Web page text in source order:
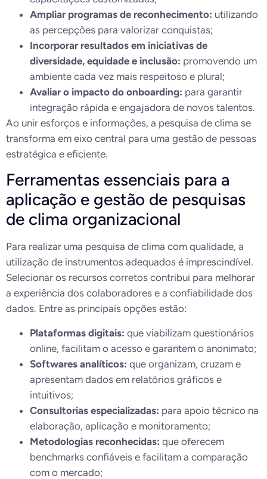
Ampliar programas de reconhecimento: utilizando
as percepções para valorizar conquistas;
Incorporar resultados em iniciativas de
diversidade, equidade e inclusão: promovendo um
ambiente cada vez mais respeitoso e plural;
Avaliar o impacto do onboarding: para garantir
integração rápida e engajadora de novos talentos.
Ao unir esforços e informações, a pesquisa de clima se
transforma em eixo central para uma gestão de pessoas
estratégica e eficiente.
Ferramentas essenciais para a
aplicação e gestão de pesquisas
de clima organizacional
Para realizar uma pesquisa de clima com qualidade, a
utilização de instrumentos adequados é imprescindível.
Selecionar os recursos corretos contribui para melhorar
a experiência dos colaboradores e a confiabilidade dos
dados. Entre as principais opções estão:
Plataformas digitais: que viabilizam questionários
online, facilitam o acesso e garantem o anonimato;
Softwares analíticos: que organizam, cruzam e
apresentam dados em relatórios gráficos e
intuitivos;
Consultorias especializadas: para apoio técnico na
elaboração, aplicação e monitoramento;
Metodologias reconhecidas: que oferecem
benchmarks confiáveis e facilitam a comparação
com o mercado;